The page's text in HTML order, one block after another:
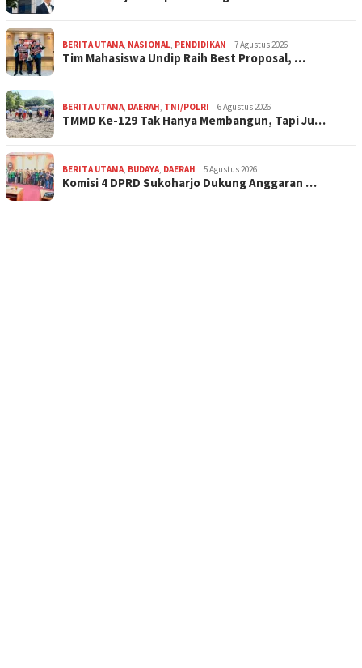
BERITA UTAMA, NASIONAL, PENDIDIKAN 7 Agustus 2026
Tim Mahasiswa Undip Raih Best Proposal, …
BERITA UTAMA, DAERAH, TNI/POLRI 6 Agustus 2026
TMMD Ke-129 Tak Hanya Membangun, Tapi Ju…
BERITA UTAMA, BUDAYA, DAERAH 5 Agustus 2026
Komisi 4 DPRD Sukoharjo Dukung Anggaran …